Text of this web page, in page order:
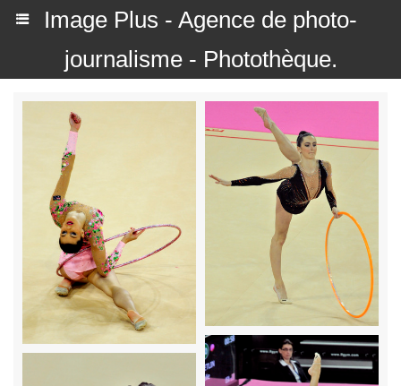
Image Plus - Agence de photo-
journalisme - Photothèque.